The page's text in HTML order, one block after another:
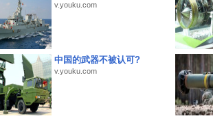
v.youku.com
中国的武器不被认可?
v.youku.com